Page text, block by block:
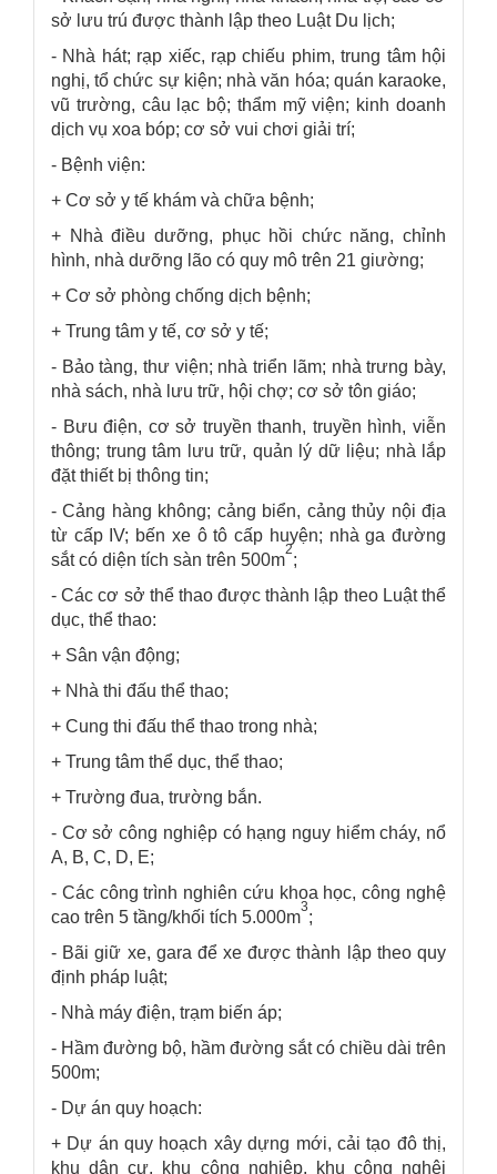
sở lưu trú được thành lập theo Luật Du lịch;
- Nhà hát; rạp xiếc, rạp chiếu phim, trung tâm hội
nghị, tổ chức sự kiện; nhà văn hóa; quán karaoke,
vũ trường, câu lạc bộ; thẩm mỹ viện; kinh doanh
dịch vụ xoa bóp; cơ sở vui chơi giải trí;
- Bệnh viện:
+ Cơ sở y tế khám và chữa bệnh;
+ Nhà điều dưỡng, phục hồi chức năng, chỉnh
hình, nhà dưỡng lão có quy mô trên 21 giường;
+ Cơ sở phòng chống dịch bệnh;
+ Trung tâm y tế, cơ sở y tế;
- Bảo tàng, thư viện; nhà triển lãm; nhà trưng bày,
nhà sách, nhà lưu trữ, hội chợ; cơ sở tôn giáo;
- Bưu điện, cơ sở truyền thanh, truyền hình, viễn
thông; trung tâm lưu trữ, quản lý dữ liệu; nhà lắp
đặt thiết bị thông tin;
- Cảng hàng không; cảng biển, cảng thủy nội địa
từ cấp IV; bến xe ô tô cấp huyện; nhà ga đường
sắt có diện tích sàn trên 500m
2
;
- Các cơ sở thể thao được thành lập theo Luật thể
dục, thể thao:
+ Sân vận động;
+ Nhà thi đấu thể thao;
+ Cung thi đấu thể thao trong nhà;
+ Trung tâm thể dục, thể thao;
+ Trường đua, trường bắn.
- Cơ sở công nghiệp có hạng nguy hiểm cháy, nổ
A, B, C, D, E;
- Các công trình nghiên cứu khoa học, công nghệ
cao trên 5 tầng/khối tích 5.000m
3
;
- Bãi giữ xe, gara để xe được thành lập theo quy
định pháp luật;
- Nhà máy điện, trạm biến áp;
- Hầm đường bộ, hầm đường sắt có chiều dài trên
500m;
- Dự án quy hoạch:
+ Dự án quy hoạch xây dựng mới, cải tạo đô thị,
khu dân cư, khu công nghiệp, khu công nghêj